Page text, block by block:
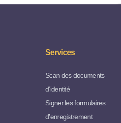
Services
Scan des documents
d’identité
Signer les formulaires
d’enregistrement